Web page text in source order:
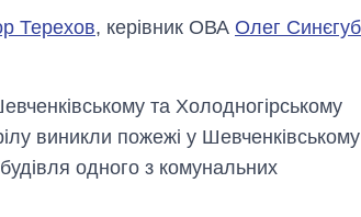
Терехов, керівник ОВА Олег
та Холодногірському
виникли пожежі у
одного з комунальних